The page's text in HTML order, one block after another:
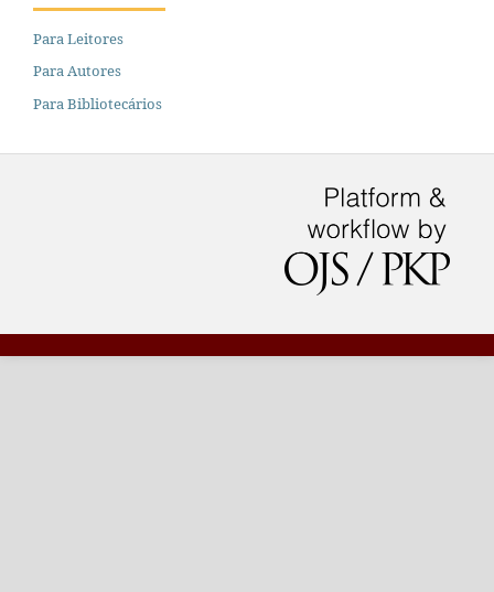
Para Leitores
Para Autores
Para Bibliotecários